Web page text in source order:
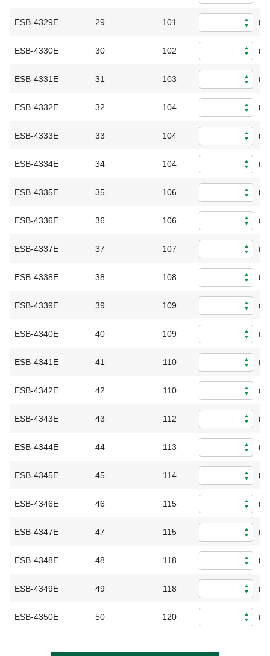
ESB-4329E 29 101 0
ESB-4330E 30 102 0
ESB-4331E 31 103 0
ESB-4332E 32 104 0
ESB-4333E 33 104 0
ESB-4334E 34 104 0
ESB-4335E 35 106 0
ESB-4336E 36 106 0
ESB-4337E 37 107 0
ESB-4338E 38 108 0
ESB-4339E 39 109 0
ESB-4340E 40 109 0
ESB-4341E 41 110 0
ESB-4342E 42 110 0
ESB-4343E 43 112 0
ESB-4344E 44 113 0
ESB-4345E 45 114 0
ESB-4346E 46 115 0
ESB-4347E 47 115 0
ESB-4348E 48 118 0
ESB-4349E 49 118 0
ESB-4350E 50 120 0